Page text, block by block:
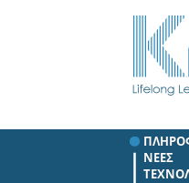
ΝΕΕΣ